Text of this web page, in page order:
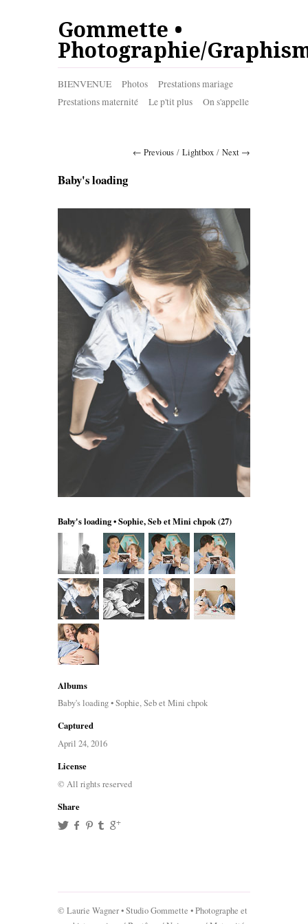
Gommette •
Photographie/
BIENVENUE Photos
Prestations mariage
Prestations maternité
Le p'tit plus On s'appelle
← Previous / Lightbox / Next →
Baby's loading
Baby's loading • Sophie, Seb et Mini chpok(27)
Albums
Baby's loading • Sophie, Seb et Mini chpok
Captured
April 24, 2016
License
© All rights reserved
Share
© Laurie Wagner • Studio Gommette • Photographe et